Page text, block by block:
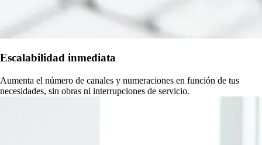
Escalabilidad inmediata
Aumenta el número de canales y numeraciones en función de tus
necesidades, sin obras ni interrupciones de servicio.